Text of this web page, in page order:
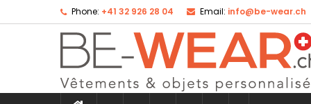
Phone: +41 32 926 28 04 Email: info@be-wear.ch